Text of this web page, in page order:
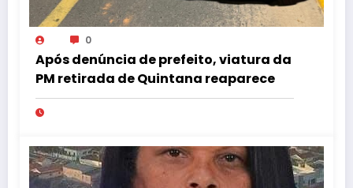
0
Após denúncia de prefeito, viatura da
PM retirada de Quintana reaparece